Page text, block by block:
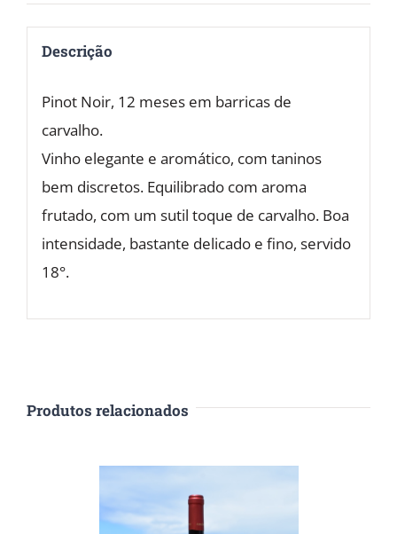
quantidade
Descrição
Pinot Noir, 12 meses em barricas de
carvalho.
Vinho elegante e aromático, com taninos
bem discretos. Equilibrado com aroma
frutado, com um sutil toque de carvalho. Boa
intensidade, bastante delicado e fino, servido
18°.
Produtos relacionados